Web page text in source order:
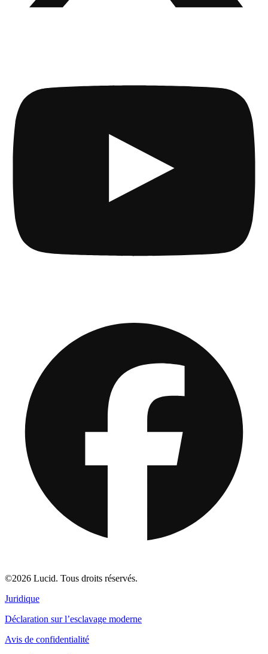
©2026 Lucid. Tous droits réservés.
Juridique
Déclaration sur l’esclavage moderne
Avis de confidentialité